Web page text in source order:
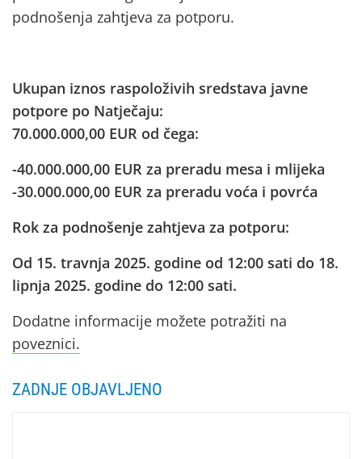
podnošenja zahtjeva za potporu.
Ukupan iznos raspoloživih sredstava javne
potpore po Natječaju:
70.000.000,00 EUR od čega:
-40.000.000,00 EUR za preradu mesa i mlijeka
-30.000.000,00 EUR za preradu voća i povrća
Rok za podnošenje zahtjeva za potporu:
Od 15. travnja 2025. godine od 12:00 sati do 18.
lipnja 2025. godine do 12:00 sati.
Dodatne informacije možete potražiti na
poveznici.
ZADNJE OBJAVLJENO